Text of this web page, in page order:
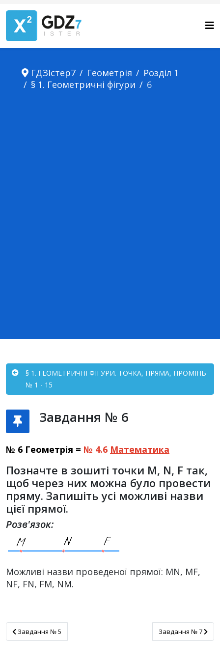
ГДЗІстер7 Геометрія
Розділ 1
§ 1. Геометричні фігури
6
§ 1. ГЕОМЕТРИЧНІ ФІГУРИ. ТОЧКА, ПРЯМА, ПРОМІНЬ
№ 1 - 15
Завдання № 6
№ 6 Геометрія = № 4.6 Математика
Позначте в зошиті точки M, N, F так,
щоб через них можна було провести
пряму. Запишіть усі можливі назви
цієї прямої.
Розв'язок:
Можливі назви проведеної прямої: MN, MF,
NF, FN, FM, NM.
Завдання № 5
Завдання № 5 Завдання № 7
Завдання № 7